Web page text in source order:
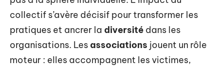
collectif s’avère décisif pour transformer les
pratiques et ancrer la diversité dans les
organisations. Les associations jouent un rôle
moteur : elles accompagnent les victimes,